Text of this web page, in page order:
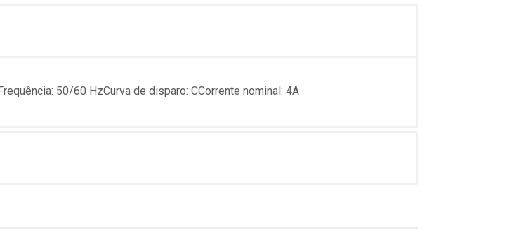
50/60 HzCurva de disparo: CCorrente nominal: 4A